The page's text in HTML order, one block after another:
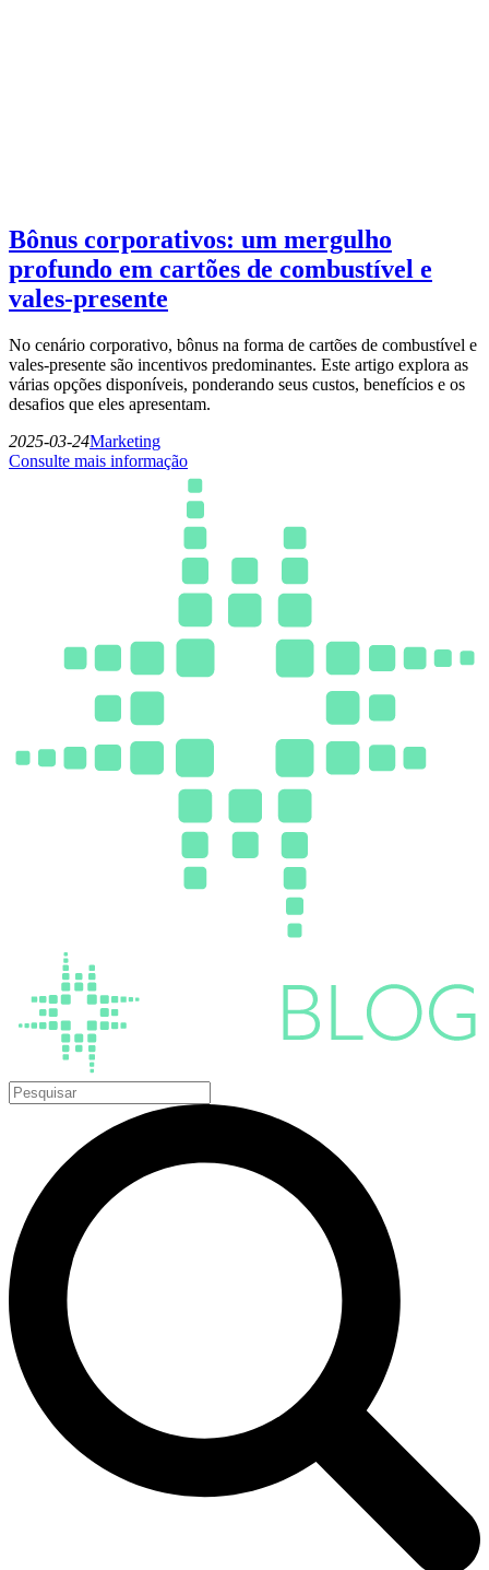
Bônus corporativos: um mergulho
profundo em cartões de combustível e
vales-presente
No cenário corporativo, bônus na forma de cartões de combustível e
vales-presente são incentivos predominantes. Este artigo explora as
várias opções disponíveis, ponderando seus custos, benefícios e os
desafios que eles apresentam.
2025-03-24Marketing
Consulte mais informação